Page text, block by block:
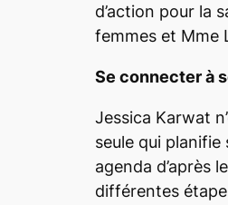
d’action pour la
femmes et Mme
Se connecter à
Jessica Karwat
seule qui planifie
agenda d’après
différentes